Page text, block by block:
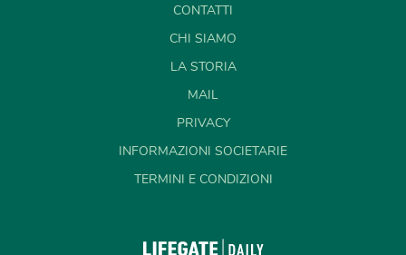
CONTATTI
CHI SIAMO
LA STORIA
MAIL
PRIVACY
INFORMAZIONI SOCIETARIE
TERMINI E CONDIZIONI